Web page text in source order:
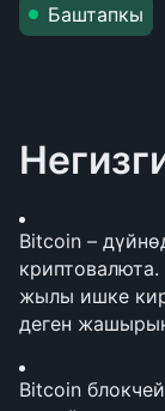
Баштапкы
Bitcoin –
жылы ишке
деген
Bitcoin